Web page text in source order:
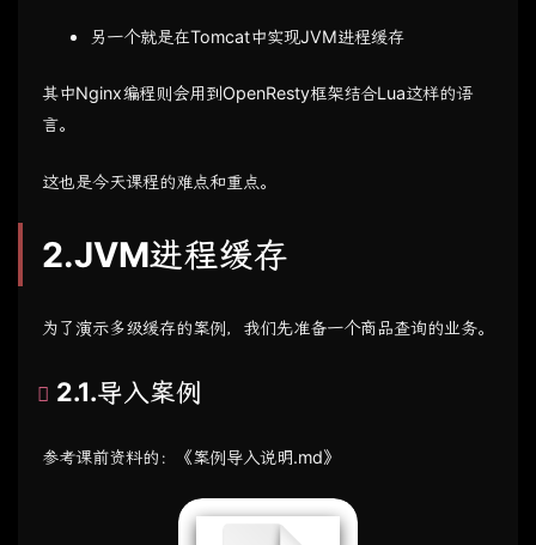
另一个就是在Tomcat中实现JVM进程缓存
其中Nginx编程则会用到OpenResty框架结合Lua这样的语
言。
这也是今天课程的难点和重点。
2.JVM进程缓存
为了演示多级缓存的案例，我们先准备一个商品查询的业务。
2.1.导入案例
参考课前资料的：《案例导入说明.md》